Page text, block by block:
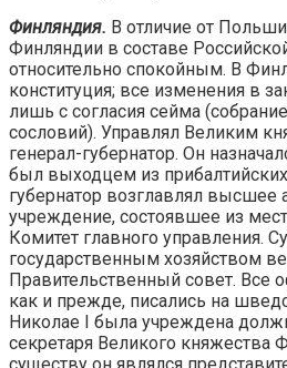
Финляндия. В отличие от
Финляндии в составе
относительно спокойным. В
конституция; все изменения в
лишь с согласия сейма
сословий). Управлял Великим
генерал-губернатор. Он
был выходцем из
губернатор возглавлял высшее
учреждение, состоявшее из
Комитет главного управления.
государственным хозяйством
Правительственный совет. Все
как и прежде, писались на
Николае I была учреждена
секретаря Великого княжества